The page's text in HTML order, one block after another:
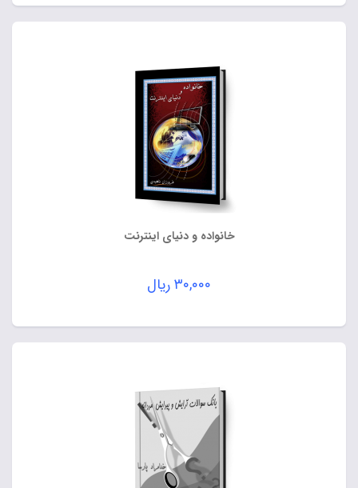
خانواده و دنیای اینترنت
۳۰,۰۰۰ریال